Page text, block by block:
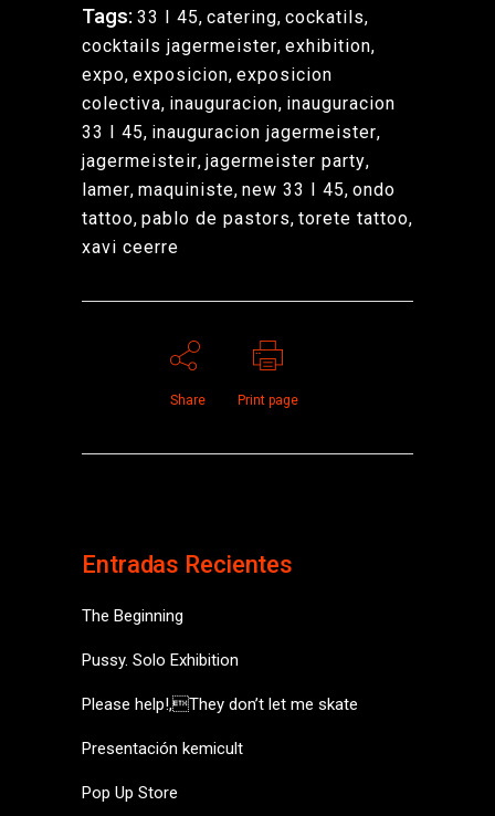
Tags: 33 I 45, catering, cockatils,
cocktails jagermeister, exhibition,
expo, exposicion, exposicion
colectiva, inauguracion, inauguracion
33 I 45, inauguracion jagermeister,
jagermeisteir, jagermeister party,
lamer, maquiniste, new 33 I 45, ondo
tattoo, pablo de pastors, torete tattoo,
xavi ceerre
Share Print page
Entradas Recientes
The Beginning
Pussy. Solo Exhibition
Please help!,They don’t let me skate
Presentación kemicult
Pop Up Store